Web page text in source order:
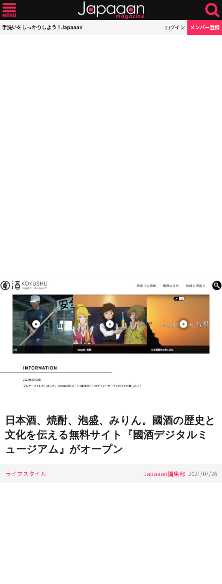
手洗いをしっかりしよう！Japaaan ログイン メンバー登録
日本酒、焼酎、泡盛、みりん。國酒の歴史と
文化を伝える無料サイト『國酒デジタルミ
ュージアム』がオープン
ライフスタイル Japaaan編集部 2021/07/26